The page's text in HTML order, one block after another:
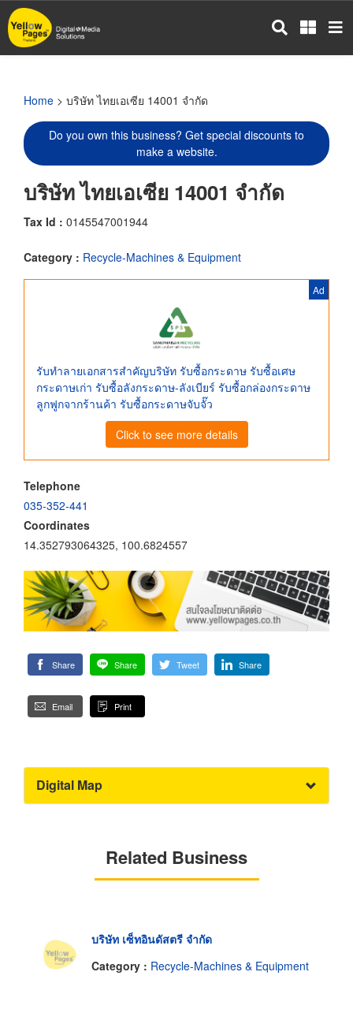
Skip
to
main
Home > บริษัท ไทยเอเซีย 14001 จำกัด
Do you own this business? Get special discounts to
make a website.
บริษัท ไทยเอเซีย 14001 จำกัด
Tax Id : 0145547001944
Category : Recycle-Machines & Equipment
Ad
รับทำลายเอกสารสำคัญบริษัท รับซื้อกระดาษ รับซื้อเศษ
กระดาษเก่า รับซื้อลังกระดาษ-ลังเบียร์ รับซื้อกล่องกระดาษ
ลูกฟูกจากร้านค้า รับซื้อกระดาษจับจั๊ว
Click to see more details
Telephone
035-352-441
Coordinates
14.352793064325, 100.6824557
Share Share Tweet Share
Email Print
Digital Map
Related Business
บริษัท เซ็ทอินดัสตรี จำกัด
Category : Recycle-Machines & Equipment